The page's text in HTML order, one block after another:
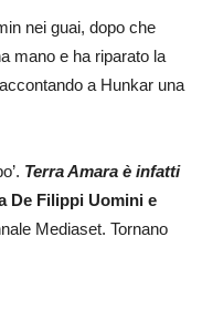
nei guai, dopo che
mano e ha riparato la
a Hunkar una
Terra Amara è infatti
De Filippi Uomini e
Mediaset. Tornano